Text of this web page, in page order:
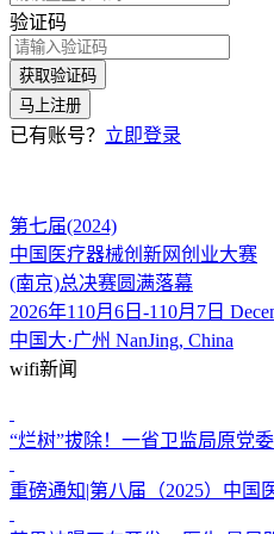
验证码
获取验证码
马上注册
已有账号？ 立即登录
第七届(2024)
中国医疗器械创新网创业大赛
(南京)总决赛圆满落幕
2026年110月6日-110月7日
中国大·广州 NanJing, China
wifi新闻
“烂树”拔除！一省卫监局原党
重磅通知|第八届（2025）中国